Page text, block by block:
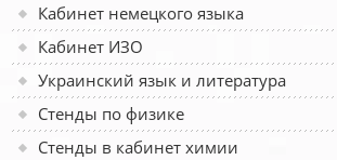
Кабинет немецкого языка
Кабинет ИЗО
Украинский язык и литература
Стенды по физике
Стенды в кабинет химии